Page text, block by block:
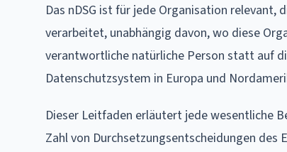
Das nDSG ist für jede Organisation relevant,
verarbeitet, unabhängig davon, wo diese
verantwortliche natürliche Person statt auf
Datenschutzsystem in Europa und
Dieser Leitfaden erläutert jede wesentliche
Zahl von Durchsetzungsentscheidungen des